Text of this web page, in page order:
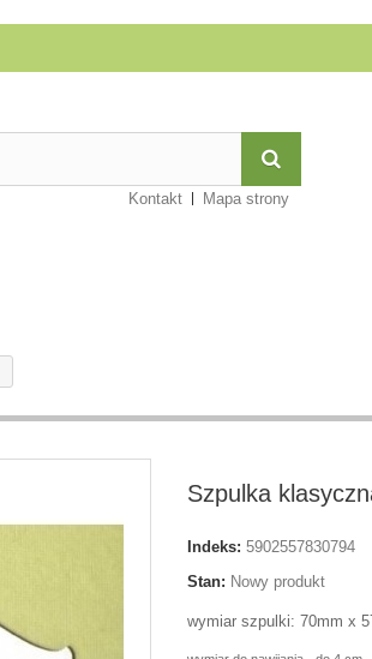
Kontakt Mapa strony
Szpulka
Indeks: 5902557830794
Stan: Nowy produkt
wymiar szpulki: 70mm x